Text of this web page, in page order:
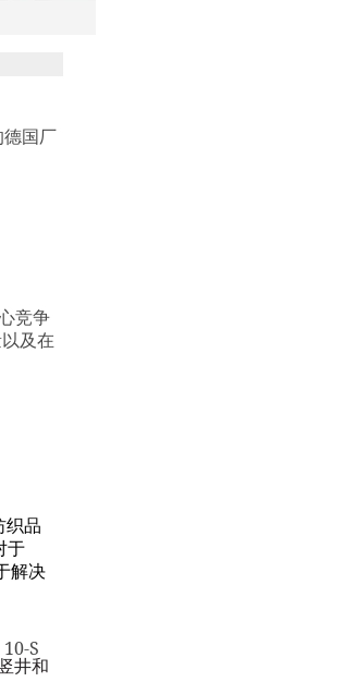
德国厂
竞争
及在
织品
于
解决
S
井和